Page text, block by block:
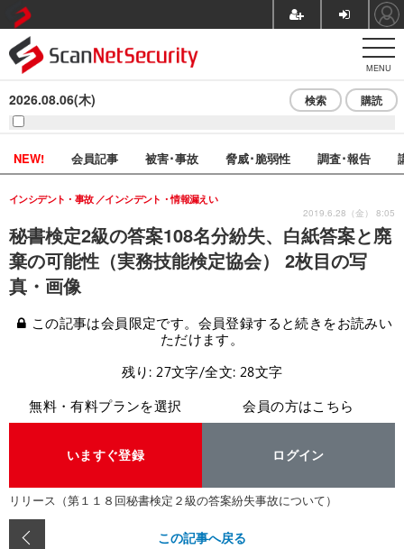
MENU
2026.08.06(木) 検索 購読
NEW! 会員記事 被害･事故 脅威･脆弱性 調査･報告
秘書検定2級の答案108名分紛失、白紙答案と廃
棄の可能性（実務技能検定協会） 2枚目の写
真・画像
インシデント・事故 インシデント・情報漏えい
2019.6.28（金） 8:05
この記事は会員限定です。会員登録すると続きをお読みい
ただけます。
残り: 27文字/全文: 28文字
無料・有料プランを選択
いますぐ登録
会員の方はこちら
ログイン
リリース（第１１８回秘書検定２級の答案紛失事故について）
この記事へ戻る